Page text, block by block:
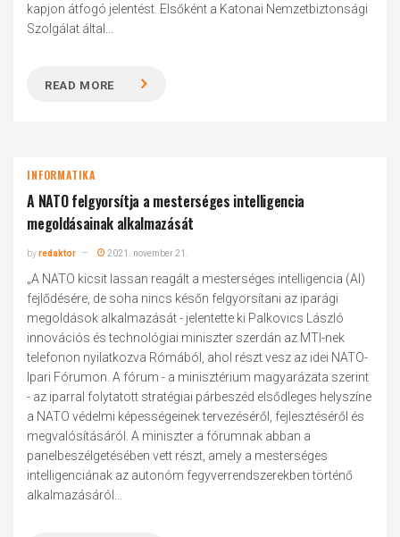
kapjon átfogó jelentést. Elsőként a Katonai Nemzetbiztonsági
Szolgálat által...
READ MORE
INFORMATIKA
A NATO felgyorsítja a mesterséges intelligencia
megoldásainak alkalmazását
byredaktor 2021. november 21.
„A NATO kicsit lassan reagált a mesterséges intelligencia (AI)
fejlődésére, de soha nincs későn felgyorsítani az iparági
megoldások alkalmazását - jelentette ki Palkovics László
innovációs és technológiai miniszter szerdán az MTI-nek
telefonon nyilatkozva Rómából, ahol részt vesz az idei NATO-
Ipari Fórumon. A fórum - a minisztérium magyarázata szerint
- az iparral folytatott stratégiai párbeszéd elsődleges helyszíne
a NATO védelmi képességeinek tervezéséről, fejlesztéséről és
megvalósításáról. A miniszter a fórumnak abban a
panelbeszélgetésében vett részt, amely a mesterséges
intelligenciának az autonóm fegyverrendszerekben történő
alkalmazásáról...